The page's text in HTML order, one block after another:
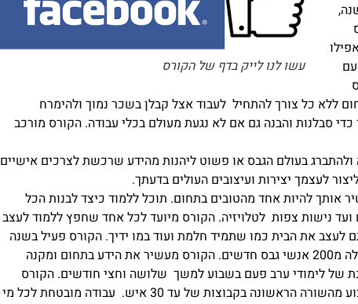
עשו לנו לייק בדף של הקורס
ללא כל צורך להתחיל לעבוד אצל קבלן בשכר נמוך ולהימרח
סבלנות והבנה גם אם לא נגעת מעולם בכלי עבודה. הקורס מורכב
בעולם הגבס או פשוט ליהנות מהידע שרכשת לצרכים אישיים
לעצמך יצירות ועיצובים העולים בדעתך.
אותך להיות אחד מהטובים בתחום. תוכל ללמוד כיצד לבנות הכל
נישות צפות לטלויזיה. הקורס מיועד לכל אחד שחפץ ללמוד לעצב
לעצב את הבית כמו שתמיד חלמת ועוד במו ידיך. הקורס פעיל בשנה
האחרונה בערים שונות בארץ ובמהלכו הוכשרו למעלה מ200 אנשי גבס חדשים. הקורס מעשיר את הידע בתחום ומקנה
של לימודי ערב פעם בשבוע למשך שלושה וחצי חודשים. הקורס
יועבר ע"י מלך הגבס שמעון דנינו בשיתוף בעלי מקצוע מהשורה הראשונה בקבוצות של עד 30 איש. עבודה מובטחת לכל מי